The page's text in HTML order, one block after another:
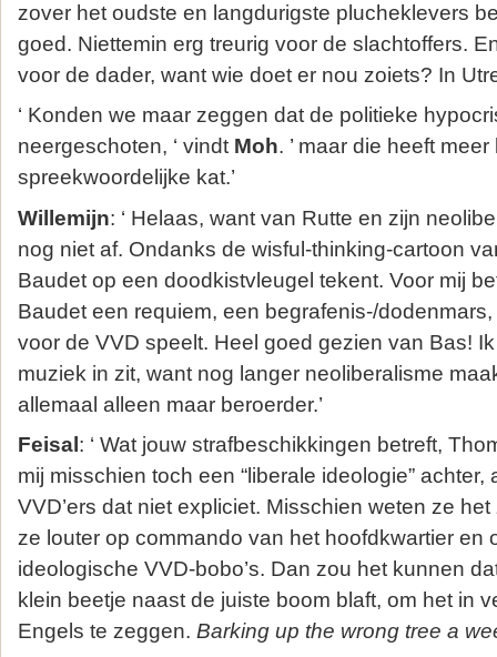
zover het oudste en langdurigste plucheklevers
goed. Niettemin erg treurig voor de slachtoffers.
voor de dader, want wie doet er nou zoiets? In
‘ Konden we maar zeggen dat de politieke
neergeschoten, ‘ vindt Moh. ’ maar die heeft
spreekwoordelijke kat.’
Willemijn: ‘ Helaas, want van Rutte en zijn
nog niet af. Ondanks de wisful-thinking-cartoon
Baudet op een doodkistvleugel tekent. Voor mij
Baudet een requiem, een begrafenis-/dodenmars,
voor de VVD speelt. Heel goed gezien van Bas!
muziek in zit, want nog langer neoliberalisme
allemaal alleen maar beroerder.’
Feisal : ‘ Wat jouw strafbeschikkingen betreft,
mij misschien toch een “liberale ideologie” achter,
VVD’ers dat niet expliciet. Misschien weten ze
ze louter op commando van het hoofdkwartier en
ideologische VVD-bobo’s. Dan zou het kunnen
klein beetje naast de juiste boom blaft, om het in
Engels te zeggen. Barking up the wrong tree a